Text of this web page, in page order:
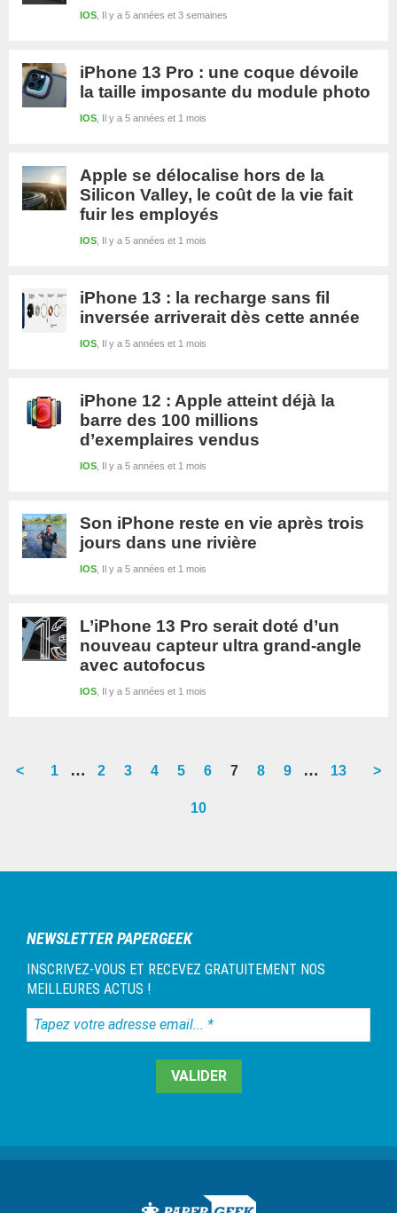
Il y a 5 années et 3 semaines
IOS
iPhone 13 Pro : une coque dévoile
la taille imposante du module photo
Il y a 5 années et 1 mois
IOS
Apple se délocalise hors de la
Silicon Valley, le coût de la vie fait
fuir les employés
Il y a 5 années et 1 mois
IOS
iPhone 13 : la recharge sans fil
inversée arriverait dès cette année
Il y a 5 années et 1 mois
IOS
iPhone 12 : Apple atteint déjà la
barre des 100 millions
d’exemplaires vendus
Il y a 5 années et 1 mois
IOS
Son iPhone reste en vie après trois
jours dans une rivière
Il y a 5 années et 1 mois
IOS
L’iPhone 13 Pro serait doté d’un
nouveau capteur ultra grand-angle
avec autofocus
Il y a 5 années et 1 mois
IOS
<
Go
1
Interim
…
Go
2
Go
3
Go
4
Go
page
5
Go
page
6
Go
7
Go
8
Go
9
Interim
…
Go
13 >
10
latérale
NEWSLETTER PAPERGEEK
INSCRIVEZ-VOUS ET RECEVEZ GRATUITEMENT NOS
MEILLEURES ACTUS !
Tapez
votre